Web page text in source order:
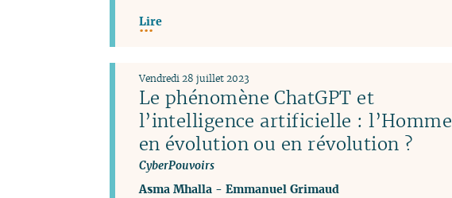
Lire
Le phénomène ChatGPT et
l’intelligence artificielle : l’Homme
en évolution ou en révolution ?
CyberPouvoirs
Vendredi 28 juillet 2023
Asma Mhalla- Emmanuel Grimaud